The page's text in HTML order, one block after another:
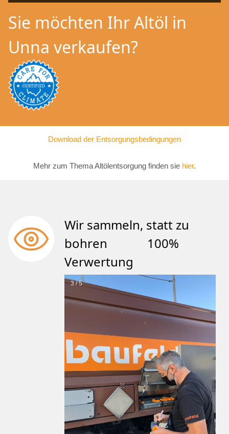
Sie möchten Ihr Altöl in
Unna verkaufen?
Download der Entsorgungsbedingungen
Mehr zum Thema Altölentsorgung finden sie hier.
Wir sammeln, statt zu
bohren 100%
Verwertung
3 / 5